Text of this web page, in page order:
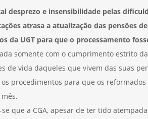
desprezo e insensibilidade pelas
atrasa a atualização das pensões
da UGT para que o processamento
somente com o cumprimento estrito
de vida daqueles que vivem das suas
procedimentos para que os
se que a CGA, apesar de ter tido